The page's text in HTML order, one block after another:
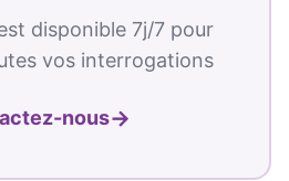
disponible 7j/7 pour
vos interrogations
nous→